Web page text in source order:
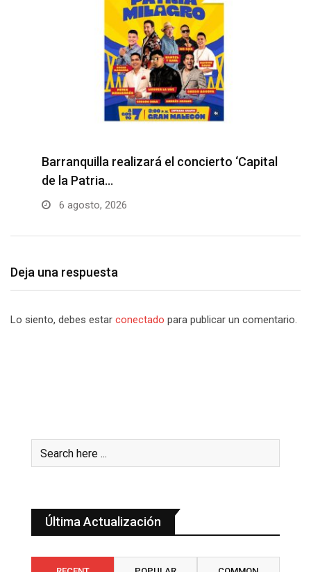
Barranquilla realizará el concierto ‘Capital
de la Patria…
6 agosto, 2026
Deja una respuesta
Lo siento, debes estar conectado para publicar un comentario.
Última Actualización